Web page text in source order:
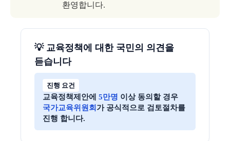
환영합니다.
💡 교육정책에 대한 국민의 의견을
듣습니다
진행 요건
교육정책제안에 5만명 이상 동의할 경우
국가교육위원회 가 공식적으로 검토절차를
진행 합니다.